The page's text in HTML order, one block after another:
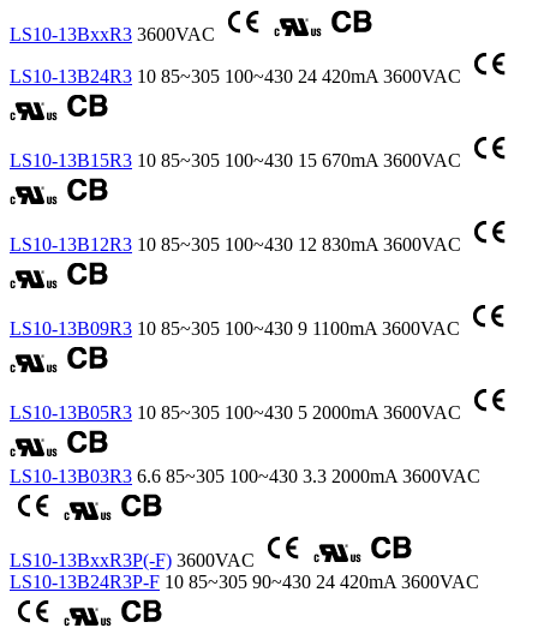
LS10-13BxxR3 3600VAC
LS10-13B24R3 10 85~305 100~430 24 420mA 3600VAC
LS10-13B15R3 10 85~305 100~430 15 670mA 3600VAC
LS10-13B12R3 10 85~305 100~430 12 830mA 3600VAC
LS10-13B09R3 10 85~305 100~430 9 1100mA 3600VAC
LS10-13B05R3 10 85~305 100~430 5 2000mA 3600VAC
LS10-13B03R3 6.6 85~305 100~430 3.3 2000mA 3600VAC
LS10-13BxxR3P(-F) 3600VAC
LS10-13B24R3P-F 10 85~305 90~430 24 420mA 3600VAC